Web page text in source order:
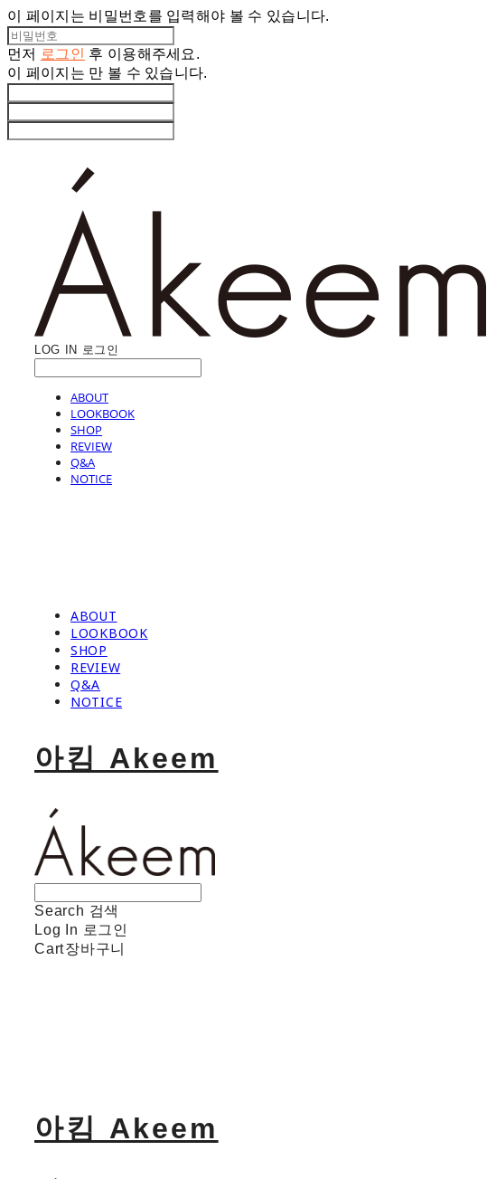
이 페이지는 비밀번호를 입력해야 볼 수 있습니다.
먼저 로그인 후 이용해주세요.
이 페이지는 만 볼 수 있습니다.
LOG IN 로그인
ABOUT
LOOKBOOK
SHOP
REVIEW
Q&A
NOTICE
ABOUT
LOOKBOOK
SHOP
REVIEW
Q&A
NOTICE
아킴 Akeem
Search 검색
Log In 로그인
Cart장바구니
아킴 Akeem